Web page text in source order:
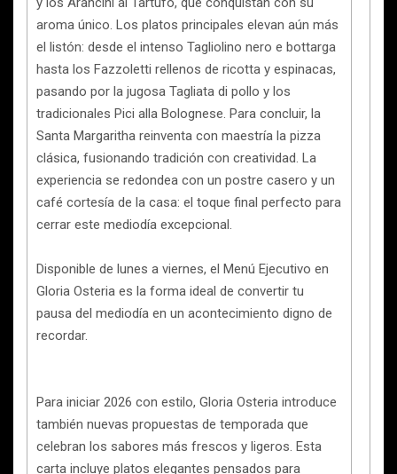
aroma único. Los platos principales elevan aún más
el listón: desde el intenso Tagliolino nero e bottarga
hasta los Fazzoletti rellenos de ricotta y espinacas,
pasando por la jugosa Tagliata di pollo y los
tradicionales Pici alla Bolognese. Para concluir, la
Santa Margaritha reinventa con maestría la pizza
clásica, fusionando tradición con creatividad. La
experiencia se redondea con un postre casero y un
café cortesía de la casa: el toque final perfecto para
cerrar este mediodía excepcional.
Disponible de lunes a viernes, el Menú Ejecutivo en
Gloria Osteria es la forma ideal de convertir tu
pausa del mediodía en un acontecimiento digno de
recordar.
Para iniciar 2026 con estilo, Gloria Osteria introduce
también nuevas propuestas de temporada que
celebran los sabores más frescos y ligeros. Esta
carta incluye platos elegantes pensados para